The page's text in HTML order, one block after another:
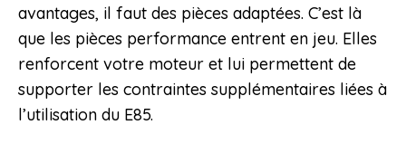
avantages, il faut des pièces adaptées. C’est là
que les pièces performance entrent en jeu. Elles
renforcent votre moteur et lui permettent de
supporter les contraintes supplémentaires liées à
l’utilisation du E85.